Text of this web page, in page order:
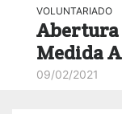
VOLUNTARIADO
Abertura
Medida
09/02/2021